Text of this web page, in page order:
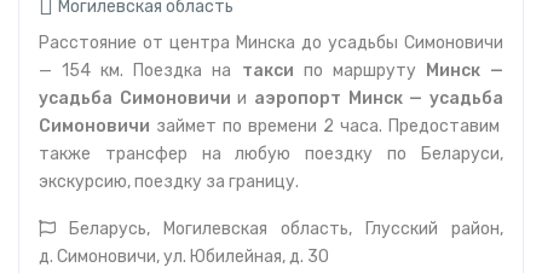
Могилевская область
Расстояние от центра Минска до усадьбы Симоновичи
— 154 км. Поездка на такси по маршруту
Минск —
усадьба Симоновичии аэропорт Минск — усадьба
Симоновичи займет по времени 2 часа. Предоставим
также трансфер на любую поездку по Беларуси,
экскурсию, поездку за границу.
Беларусь, Могилевская область, Глусский район,
д. Симоновичи, ул. Юбилейная, д. 30